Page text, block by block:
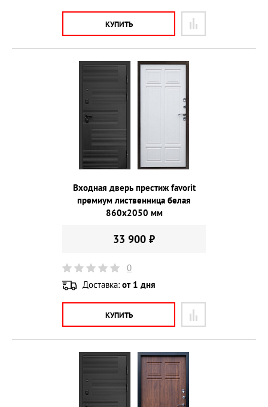
КУПИТЬ
Входная дверь престиж favorit
премиум лиственница белая
860х2050 мм
33 900 ₽
0
Доставка: от 1 дня
КУПИТЬ